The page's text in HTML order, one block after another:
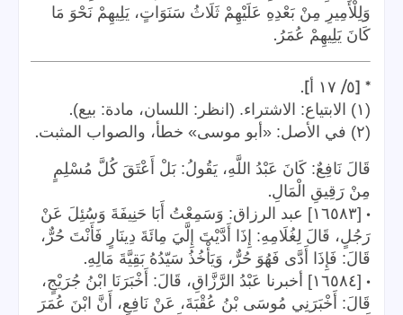
وَلِلْأَمِيرِ مِنْ بَعْدِهِ عَلَيْهِمْ ثَلَاثُ سَنَوَاتٍ، يَلِيهِمْ نَحْوَ مَا
كَانَ يَلِيهِمْ عُمَرُ .
* [٥/ ١٧ أ].
(١) الابتياع: الاشتراء. (انظر: اللسان، مادة: بيع) .
(٢) في الأصل: «أبو موسى» خطأ، والصواب المثبت .
قَالَ نَافِعٌ: كَانَ عَبْدُ اللَّهِ، يَقُولُ: بَلْ أَعْتَقَ كُلَّ مُسْلِمٍ
مِنْ رَقِيقِ الْمَالِ.
•
[١٦٥٨٣] عبد الرزاق: وَسَمِعْتُ أَبَا حَنِيفَةَ وَسُئِلَ عَنْ
رَجُلٍ، قَالَ لِغُلَامِهِ: إِذَا أَدَّيْتَ إِلَّيَ مِائَةَ دِينَارٍ فَأَنْتَ حُرٌّ،
قَالَ: فَإِذَا أَدَّى فَهُوَ حُرٌّ، وَيَأْخُذُ سَيّدُهُ بَقِيَّةَ مَالِهِ.
•
[١٦٥٨٤] أخبرنا عَبْدُ الرَّزَّاقِ، قَالَ: أَخْبَرَنَا ابْنُ جُرَيْجٍ،
قَالَ: أَخْبَرَنِي مُوسَى بْنُ عُقْبَةَ، عَنْ نَافِعٍ، أَنَّ ابْنَ عُمَرَ